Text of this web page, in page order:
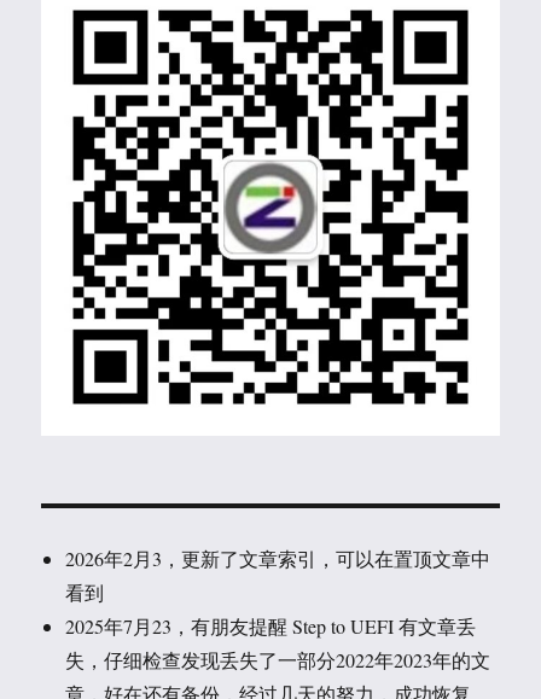
2026年2月3，更新了文章索引，可以在置顶文章中
看到
2025年7月23，有朋友提醒 Step to UEFI 有文章丢
失，仔细检查发现丢失了一部分2022年2023年的文
章，好在还有备份，经过几天的努力，成功恢复